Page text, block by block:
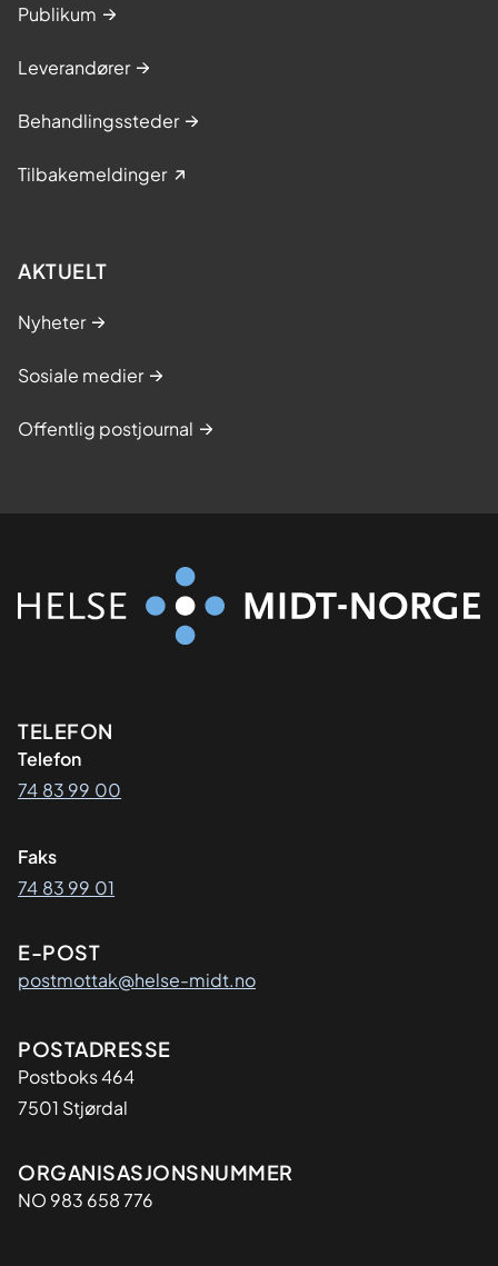
Publikum
Leverandører
Behandlingssteder
Tilbakemeldinger
AKTUELT
Nyheter
Sosiale medier
Offentlig postjournal
Kontaktinformasjon
TELEFON
Telefon
74 83 99 00
Faks
74 83 99 01
E-POST
postmottak@helse-midt.no
Adresse
POSTADRESSE
Postboks 464
7501 Stjørdal
Organisasjon
ORGANISASJONSNUMMER
NO 983 658 776